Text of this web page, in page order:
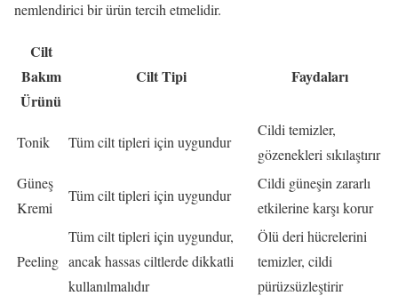
nemlendirici bir ürün tercih etmelidir.
Cilt
Bakım
Ürünü
Cilt Tipi Faydaları
Tonik Tüm cilt tipleri için uygundur
Cildi temizler,
gözenekleri sıkılaştırır
Güneş
Kremi
Tüm cilt tipleri için uygundur
Cildi güneşin zararlı
etkilerine karşı korur
Peeling
Tüm cilt tipleri için uygundur,
ancak hassas ciltlerde dikkatli
kullanılmalıdır
Ölü deri hücrelerini
temizler, cildi
pürüzsüzleştirir